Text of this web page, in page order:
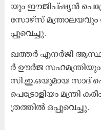
യും ഈ​ജി​പ്ഷ്യ​ൻ
സോ​ഴ്സ് മ​ന്ത്രാ​ല​യ​വും
പ്പു​വെ​ച്ചു.
ഖ​ത്ത​ർ എ​ന​ർ​ജി
ർ ഊ​ർ​ജ
സി.​ഇ.​ഒ​യു​മാ​യ സാ​ദ്
പെ​ട്രോ​ളി​യം മ​ന്ത്രി
ത്ര​ത്തി​ൽ ഒ​പ്പു​വെ​ച്ചു.